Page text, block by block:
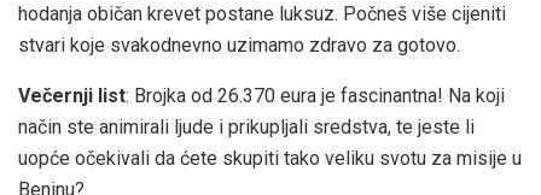
hodanja običan krevet postane luksuz. Počneš više cijeniti
stvari koje svakodnevno uzimamo zdravo za gotovo.
Večernji list: Brojka od 26.370 eura je fascinantna! Na koji
način ste animirali ljude i prikupljali sredstva, te jeste li
uopće očekivali da ćete skupiti tako veliku svotu za misije u
Beninu?